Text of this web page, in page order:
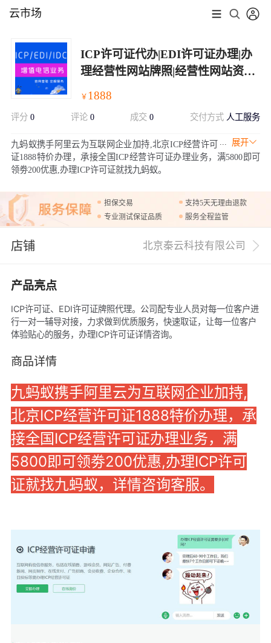
云市场
ICP许可证代办|EDI许可证办理|办
理经营性网站牌照|经营性网站资质
￥ 1888
评分 0 评论 0 成交0 交付方式 人工服务
展开
九蚂蚁携手阿里云为互联网企业加持,北京ICP经营许可
证1888特价办理，承接全国ICP经营许可证办理业务，满5800即可
领劵200优惠,办理ICP许可证就找九蚂蚁。
担保交易
支持5天无理由退款
专业测试保证品质
服务全程监管
店铺 北京秦云科技有限公司
产品亮点
ICP许可证、EDI许可证牌照代理。公司配专业人员对每一位客户进
行一对一辅导对接，力求做到优质服务，快速取证，让每一位客户
体验贴心的服务，办理ICP许可证详情咨询。
商品详情
九蚂蚁携手阿里云为互联网企业加持,
北京ICP经营许可证1888特价办理，承
接全国ICP经营许可证办理业务，满
5800即可领劵200优惠,办理ICP许可
证就找九蚂蚁，详情咨询客服。